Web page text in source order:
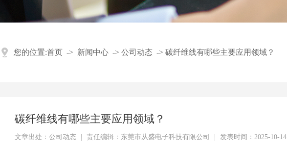
您的位置:首页 -> 新闻中心 -> 公司动态 -> 碳纤维线有哪些主要应用领域？
碳纤维线有哪些主要应用领域？
文章出处：公司动态 责任编辑：东莞市从盛电子科技有限公司 发表时间：2025-10-14